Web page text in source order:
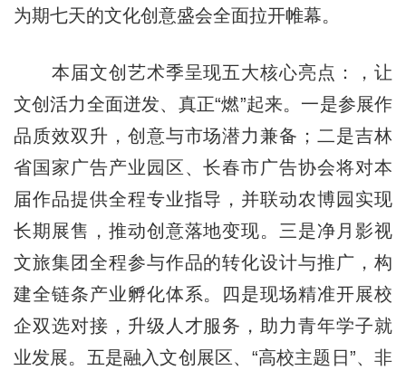
为期七天的文化创意盛会全面拉开帷幕。
本届文创艺术季呈现五大核心亮点：，让
文创活力全面迸发、真正“燃”起来。一是参展作
品质效双升，创意与市场潜力兼备；二是吉林
省国家广告产业园区、长春市广告协会将对本
届作品提供全程专业指导，并联动农博园实现
长期展售，推动创意落地变现。三是净月影视
文旅集团全程参与作品的转化设计与推广，构
建全链条产业孵化体系。四是现场精准开展校
企双选对接，升级人才服务，助力青年学子就
业发展。五是融入文创展区、“高校主题日”、非